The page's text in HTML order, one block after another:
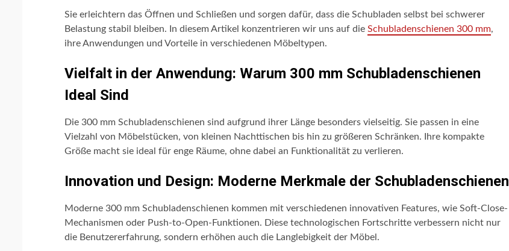
Sie erleichtern das Öffnen und Schließen und sorgen dafür, dass die Schubladen selbst bei schwerer
Belastung stabil bleiben. In diesem Artikel konzentrieren wir uns auf die Schubladenschienen 300 mm,
ihre Anwendungen und Vorteile in verschiedenen Möbeltypen.
Vielfalt in der Anwendung: Warum 300 mm Schubladenschienen
Ideal Sind
Die 300 mm Schubladenschienen sind aufgrund ihrer Länge besonders vielseitig. Sie passen in eine
Vielzahl von Möbelstücken, von kleinen Nachttischen bis hin zu größeren Schränken. Ihre kompakte
Größe macht sie ideal für enge Räume, ohne dabei an Funktionalität zu verlieren.
Innovation und Design: Moderne Merkmale der Schubladenschienen
Moderne 300 mm Schubladenschienen kommen mit verschiedenen innovativen Features, wie Soft-Close-
Mechanismen oder Push-to-Open-Funktionen. Diese technologischen Fortschritte verbessern nicht nur
die Benutzererfahrung, sondern erhöhen auch die Langlebigkeit der Möbel.